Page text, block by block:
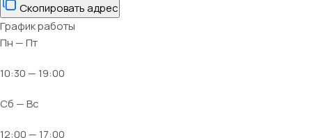
Скопировать адрес
График работы
Пн — Пт
10:30 — 19:00
Сб — Вс
12:00 — 17:00